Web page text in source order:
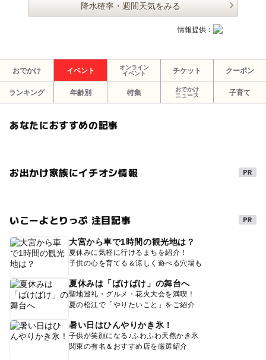
降水確率・週間天気をみる
情報提供：
おでかけ イベント
オンライン
イベント
チケット クーポン
ランキング 年齢別 特集
おでかけ
ニュース
子育て
あなたにおすすめの記事
お出かけ家族にイチオシ情報
いこーよとりっぷ 注目記事
大宮から車で1時間の観光地は？
夏休みに気軽に行けるまちを紹介！
子供の心を育てる＆涼しく遊べる穴場も
夏休みは「ばけばけ」の舞台へ
聖地巡礼・グルメ・花火大会を満喫！
夏の松江で「やりたいこと」をご紹介
暑い日はひんやりかき氷！
子供が笑顔になる♪ふわふわ天然かき氷
関東の有名＆おすすめ店を厳選紹介